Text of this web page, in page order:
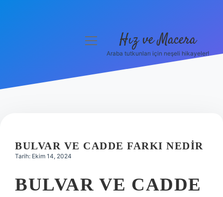
Hakkımızda
menüyü
Hız ve Macera
Araba tutkunları için neşeli hikayeler!
BULVAR VE CADDE FARKI NEDIR
Tarih: Ekim 14, 2024
BULVAR VE CADDE